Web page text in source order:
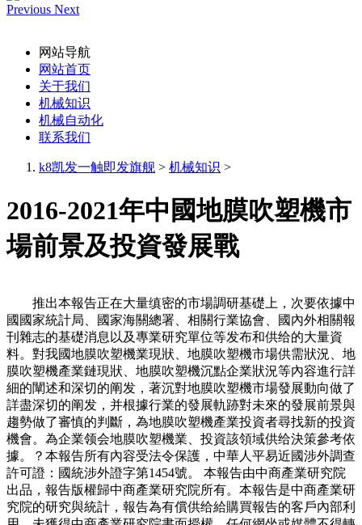
Previous Next
网站导航
网站首页
关于我们
机械知识
机械自动化
联系我们
k8凯发一触即发旗舰 > 机械知识 >
2016-2021年中國地膜吹塑機市
場前景及投資發展戰
推出本報告正在大量缜密的市場調研基礎上，次要依據中
國國家統計局、國家海關總署、相關行業協會、國內外相關報
刊雜志的基礎消息以及專業研究單位等发布和供给的大量資
料。對我國地膜吹塑機業現狀、地膜吹塑機市場供需狀況、地
膜吹塑機產業鏈現狀、地膜吹塑機沉點企業狀況等內容進行詳
細的闡述和深切的阐发，著沉對地膜吹塑機市場發展動向做了
詳盡深切的阐发，并根據行業的發展軌跡對未來的發展前景與
趨勢做了審慎的判斷，為地膜吹塑機產業投資者尋找新的投資
機會。為企業领会地膜吹塑機業、投資該領域供给決策參考依
據。？本報告所有內容受法令保護，中華人平易近國涉外調查
許可證：國統涉外證字第1454號。 本報告由中商產業研究院
出品，報告版權歸中商產業研究院所有。本報告是中商產業研
究院的研究與統計，報告為有償供给給購買報告的客戶內部利